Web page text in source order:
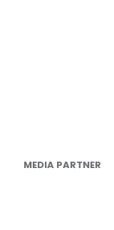
MEDIA PARTNER